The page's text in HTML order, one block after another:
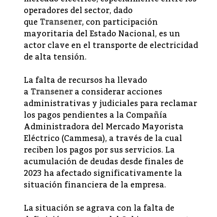
operadores del sector, dado
queTransener,con participación
mayoritaria del Estado Nacional, es un
actor clave en el transporte de electricidad
de alta tensión.
La falta de recursos ha llevado
aTransenera considerar acciones
administrativas y judiciales para reclamar
los pagos pendientes a la Compañía
Administradora del Mercado Mayorista
Eléctrico (Cammesa), a través de la cual
reciben los pagos por sus servicios. La
acumulación de deudas desde finales de
2023 ha afectado significativamente la
situación financiera de la empresa.
La situación se agrava con la falta de